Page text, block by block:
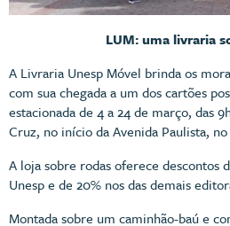
LUM: uma livraria
A Livraria Unesp Móvel brinda os
com sua chegada a um dos cartões
estacionada de 4 a 24 de março, das
Cruz, no início da Avenida Paulista, no
A loja sobre rodas oferece descontos
Unesp e de 20% nos das demais
Montada sobre um caminhão-baú e